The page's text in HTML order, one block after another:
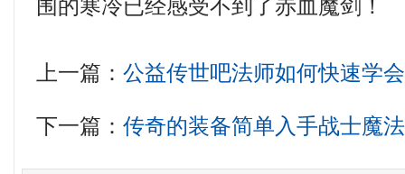
围的寒冷已经感受不到了赤血魔剑！
上一篇：公益传世吧法师如何快速学
下一篇：传奇的装备简单入手战士魔